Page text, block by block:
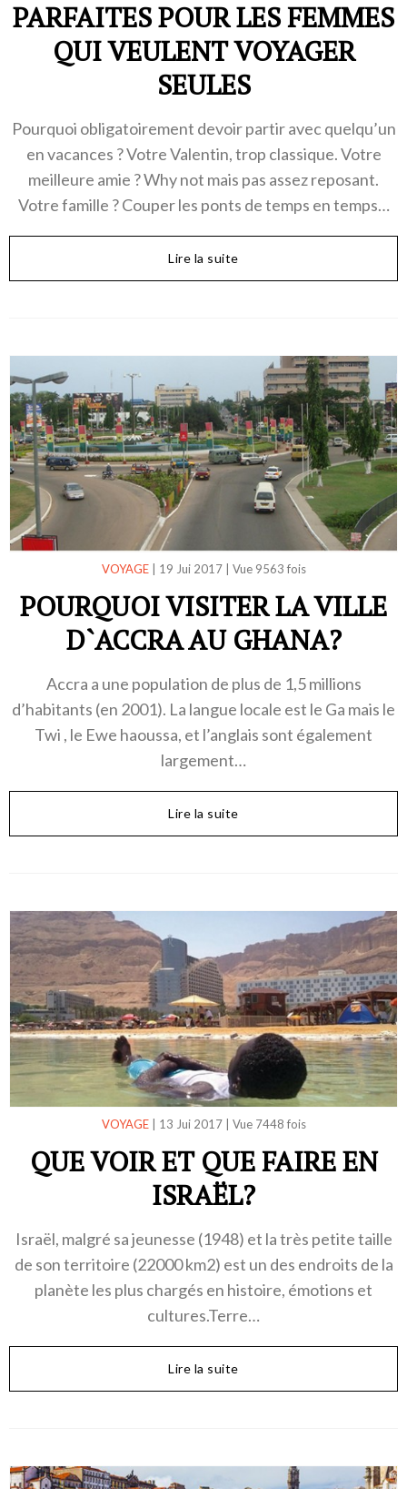
PARFAITES POUR LES FEMMES
QUI VEULENT VOYAGER
SEULES
Pourquoi obligatoirement devoir partir avec quelqu’un
en vacances ? Votre Valentin, trop classique. Votre
meilleure amie ? Why not mais pas assez reposant.
Votre famille ? Couper les ponts de temps en temps…
Lire la suite
VOYAGE| 19 Jui 2017| Vue 9563 fois
POURQUOI VISITER LA VILLE
D`ACCRA AU GHANA?
Accra a une population de plus de 1,5 millions
d’habitants (en 2001). La langue locale est le Ga mais le
Twi , le Ewe haoussa, et l’anglais sont également
largement…
Lire la suite
VOYAGE| 13 Jui 2017| Vue 7448 fois
QUE VOIR ET QUE FAIRE EN
ISRAËL?
Israël, malgré sa jeunesse (1948) et la très petite taille
de son territoire (22000 km2) est un des endroits de la
planète les plus chargés en histoire, émotions et
cultures.Terre…
Lire la suite